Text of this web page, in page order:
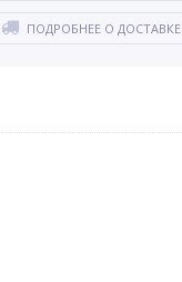
ПОДРОБНЕЕ О ДОСТАВКЕ